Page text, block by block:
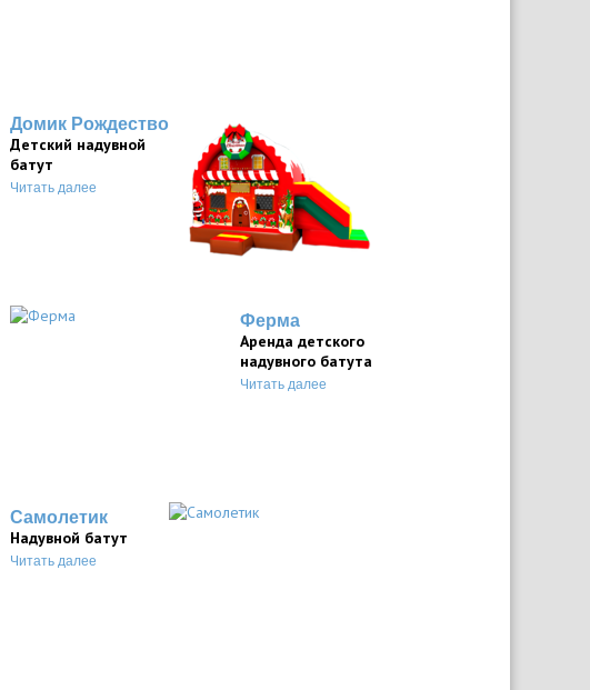
Домик Рождество
Детский надувной
батут
Читать далее
Ферма
Аренда детского
надувного батута
Читать далее
Самолетик
Надувной батут
Читать далее